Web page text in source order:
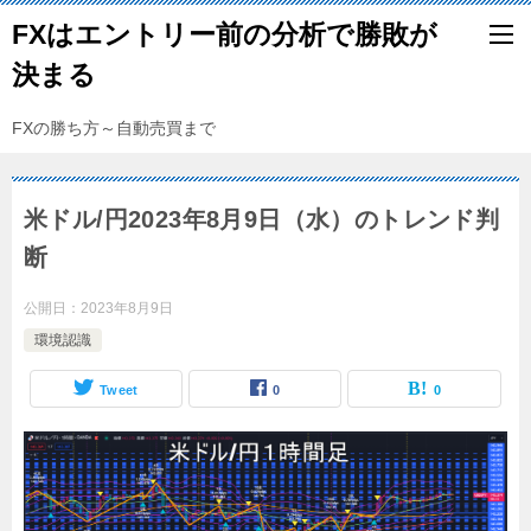
FXはエントリー前の分析で勝敗が
決まる
FXの勝ち方～自動売買まで
米ドル/円2023年8月9日（水）のトレンド判
断
公開日： 2023年8月9日
環境認識
Tweet 0 0